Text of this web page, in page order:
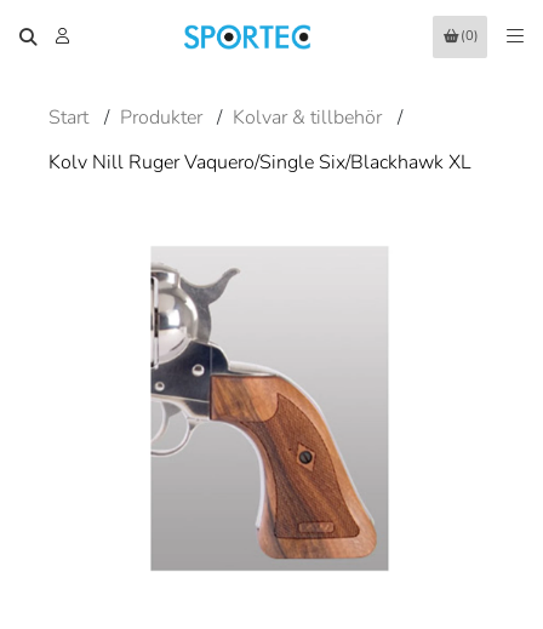
(0)
Start / Produkter / Kolvar & tillbehör /
Kolv Nill Ruger Vaquero/Single Six/Blackhawk XL